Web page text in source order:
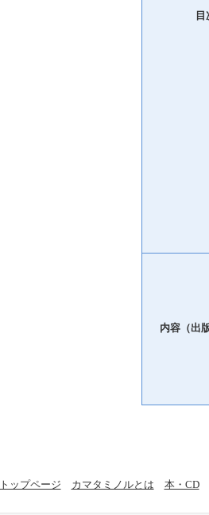
目
内容（出
トップページ カマタミノルとは 本・CD